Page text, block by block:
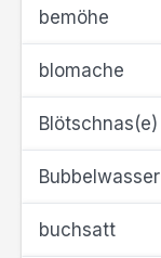
bemöhe
blomache
Blötschnas(e)
Bubbelwasser
buchsatt